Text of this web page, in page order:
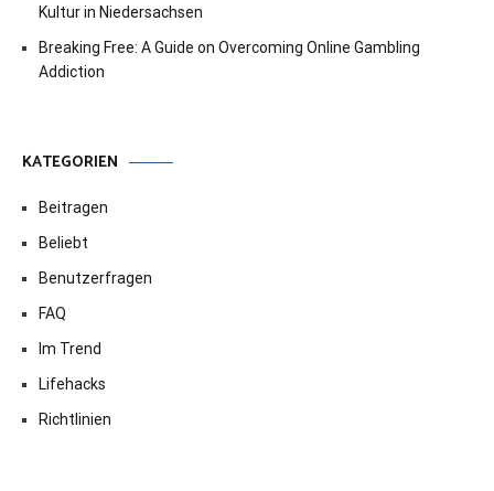
Kultur in Niedersachsen
Breaking Free: A Guide on Overcoming Online Gambling
Addiction
KATEGORIEN
Beitragen
Beliebt
Benutzerfragen
FAQ
Im Trend
Lifehacks
Richtlinien